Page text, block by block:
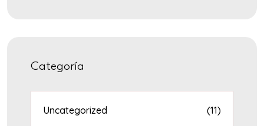
Categoría
Uncategorized (11)